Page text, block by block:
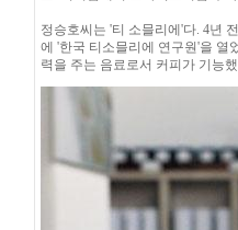
정승호씨는 '티 소믈리에'다. 4년
에 '한국 티소믈리에 연구원'을 열
력을 주는 음료로서 커피가 기능